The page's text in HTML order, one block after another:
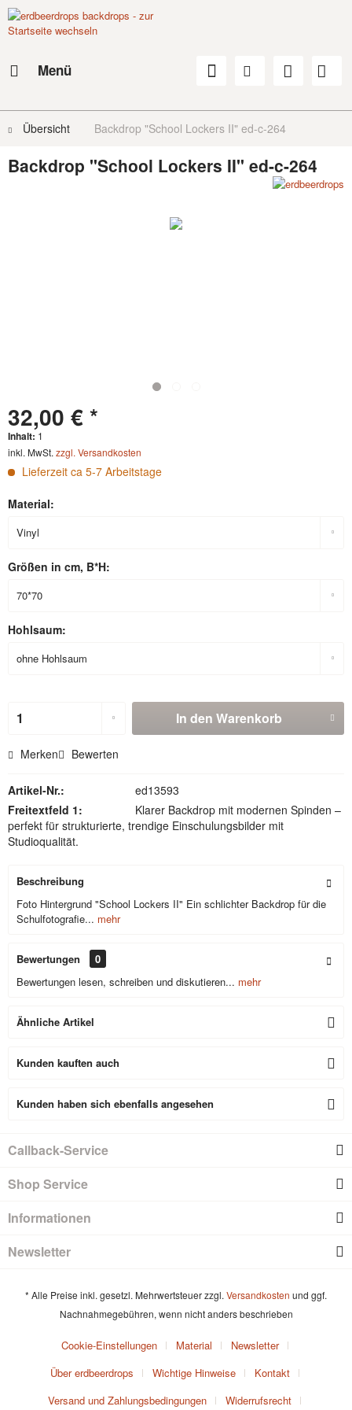
Menü
Übersicht Backdrop "School Lockers II" ed-c-264
Backdrop "School Lockers II" ed-c-264
32,00 € *
Inhalt: 1
inkl. MwSt. zzgl. Versandkosten
Lieferzeit ca 5-7 Arbeitstage
Material:
Größen in cm, B*H:
Hohlsaum:
In den Warenkorb
Merken Bewerten
Artikel-Nr.:
ed13593
Freitextfeld 1:
Klarer Backdrop mit modernen Spinden –
perfekt für strukturierte, trendige Einschulungsbilder mit
Studioqualität.
Beschreibung
Foto Hintergrund "School Lockers II" Ein schlichter Backdrop für die
Schulfotografie... mehr
Bewertungen
0
Bewertungen lesen, schreiben und diskutieren... mehr
Ähnliche Artikel
Kunden kauften auch
Kunden haben sich ebenfalls angesehen
Callback-Service
Shop Service
Informationen
Newsletter
* Alle Preise inkl. gesetzl. Mehrwertsteuer zzgl. Versandkosten und ggf.
Nachnahmegebühren, wenn nicht anders beschrieben
Cookie-Einstellungen Material
Newsletter
Über erdbeerdrops
Wichtige Hinweise
Kontakt
Versand und Zahlungsbedingungen
Widerrufsrecht